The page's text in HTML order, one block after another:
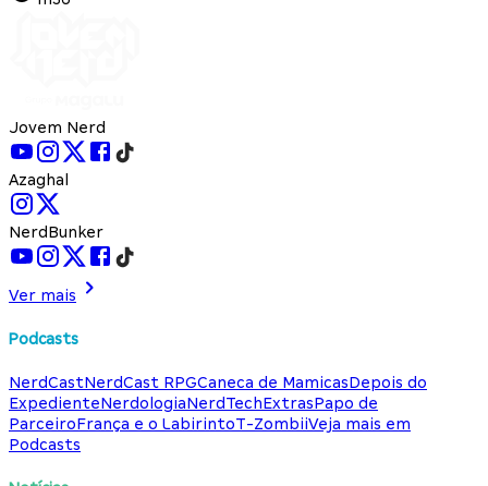
Jovem Nerd
Azaghal
NerdBunker
Ver mais
Podcasts
NerdCastNerdCast RPGCaneca de MamicasDepois do
ExpedienteNerdologiaNerdTechExtrasPapo de
ParceiroFrança e o LabirintoT-ZombiiVeja mais em
Podcasts